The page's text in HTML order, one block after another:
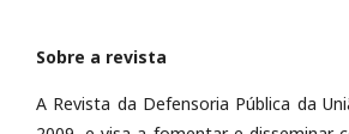
Sobre a revista
A Revista da Defensoria Pública da